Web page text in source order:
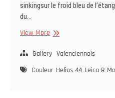
sinkingsur le froid bleu de
du…
View More Le
bleu
l’étang
Gallery Valenciennois
Couleur Helios 44 Leica R